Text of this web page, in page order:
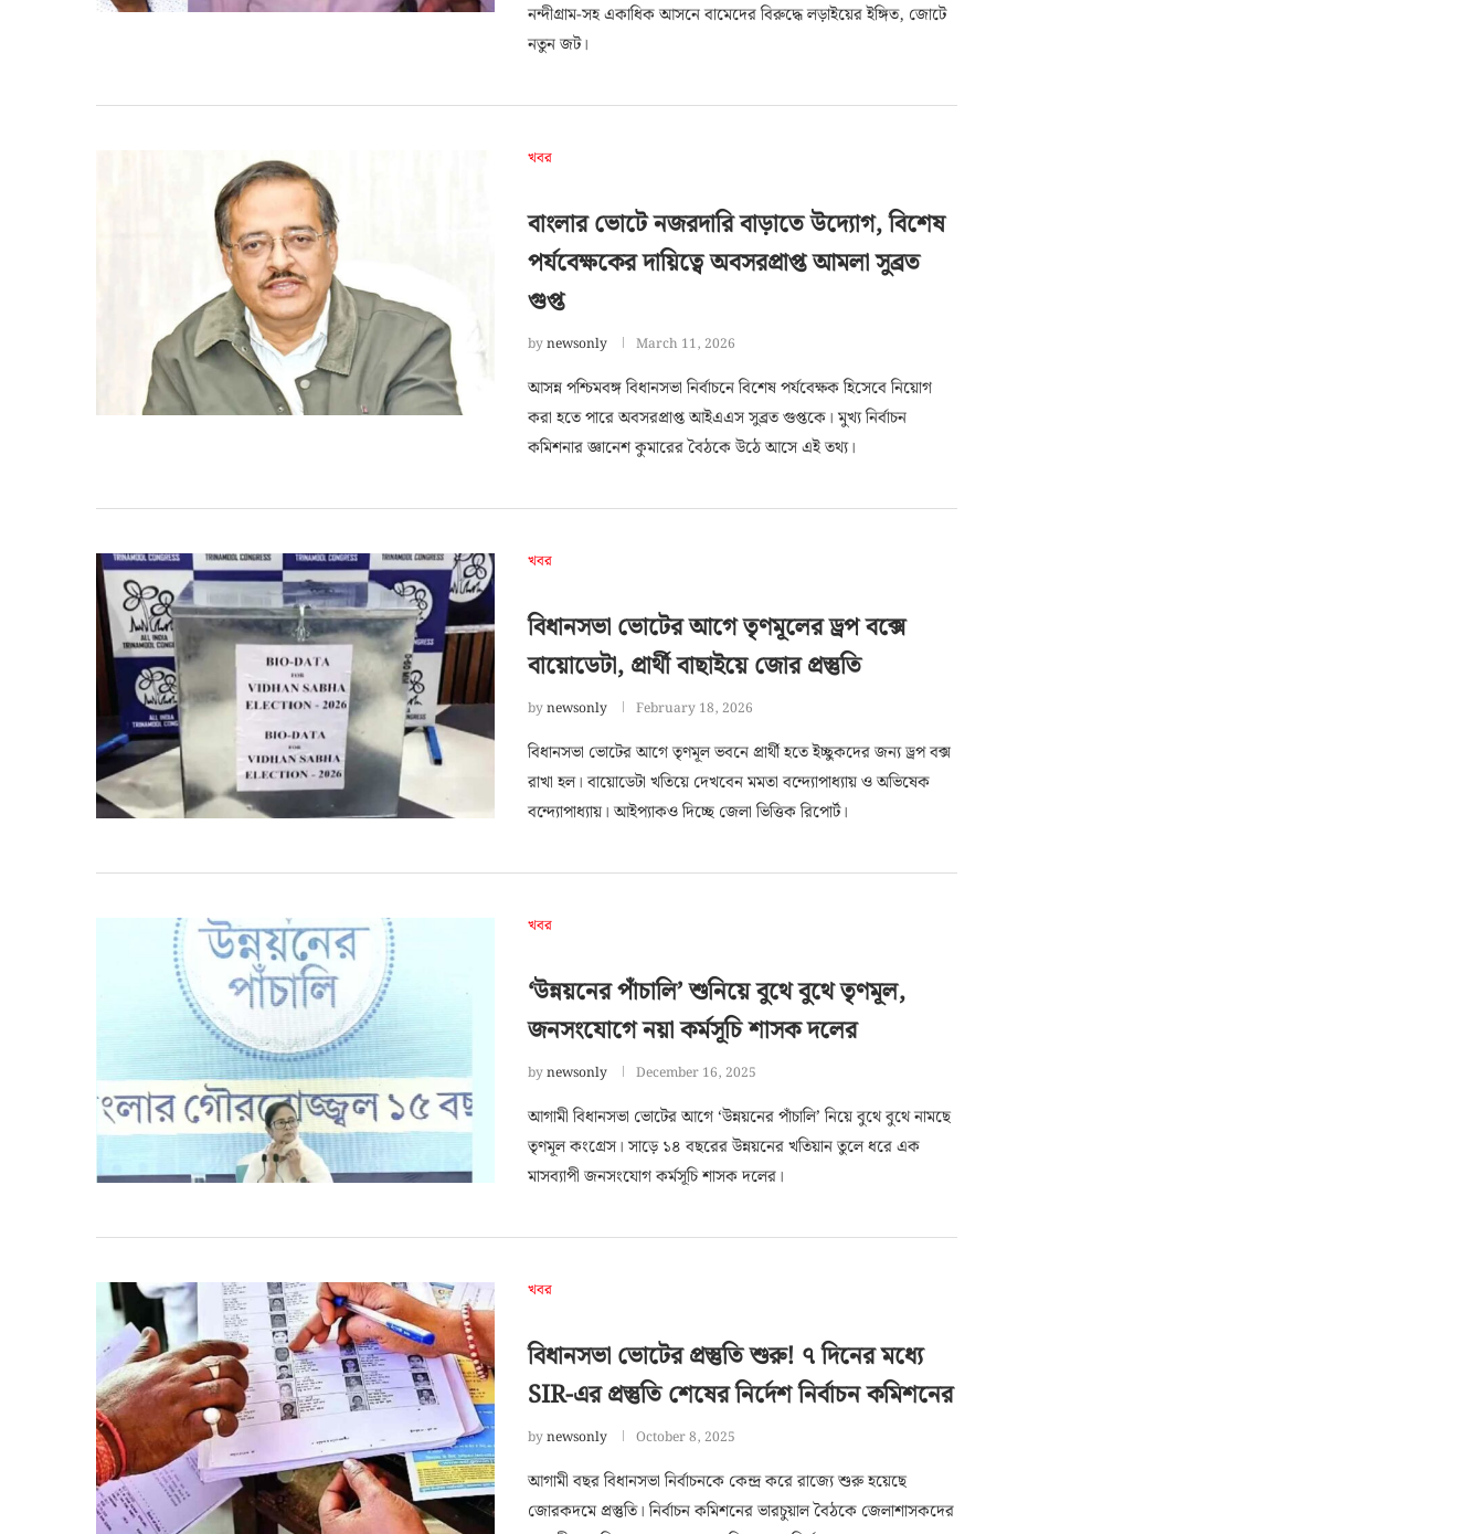
নন্দীগ্রাম-সহ একাধিক আসনে বামেদের বিরুদ্ধে লড়াইয়ের ইঙ্গিত, জোটে
নতুন জট।
খবর
বাংলার ভোটে নজরদারি বাড়াতে উদ্যোগ, বিশেষ
পর্যবেক্ষকের দায়িত্বে অবসরপ্রাপ্ত আমলা সুব্রত
গুপ্ত
bynewsonly March 11, 2026
আসন্ন পশ্চিমবঙ্গ বিধানসভা নির্বাচনে বিশেষ পর্যবেক্ষক হিসেবে নিয়োগ
করা হতে পারে অবসরপ্রাপ্ত আইএএস সুব্রত গুপ্তকে। মুখ্য নির্বাচন
কমিশনার জ্ঞানেশ কুমারের বৈঠকে উঠে আসে এই তথ্য।
খবর
বিধানসভা ভোটের আগে তৃণমূলের ড্রপ বক্সে
বায়োডেটা, প্রার্থী বাছাইয়ে জোর প্রস্তুতি
bynewsonly February 18, 2026
বিধানসভা ভোটের আগে তৃণমূল ভবনে প্রার্থী হতে ইচ্ছুকদের জন্য ড্রপ বক্স
রাখা হল। বায়োডেটা খতিয়ে দেখবেন মমতা বন্দ্যোপাধ্যায় ও অভিষেক
বন্দ্যোপাধ্যায়। আইপ্যাকও দিচ্ছে জেলা ভিত্তিক রিপোর্ট।
খবর
‘উন্নয়নের পাঁচালি’ শুনিয়ে বুথে বুথে তৃণমূল,
জনসংযোগে নয়া কর্মসূচি শাসক দলের
bynewsonly December 16, 2025
আগামী বিধানসভা ভোটের আগে ‘উন্নয়নের পাঁচালি’ নিয়ে বুথে বুথে নামছে
তৃণমূল কংগ্রেস। সাড়ে ১৪ বছরের উন্নয়নের খতিয়ান তুলে ধরে এক
মাসব্যাপী জনসংযোগ কর্মসূচি শাসক দলের।
খবর
বিধানসভা ভোটের প্রস্তুতি শুরু! ৭ দিনের মধ্যে
SIR-এর প্রস্তুতি শেষের নির্দেশ নির্বাচন কমিশনের
bynewsonly October 8, 2025
আগামী বছর বিধানসভা নির্বাচনকে কেন্দ্র করে রাজ্যে শুরু হয়েছে
জোরকদমে প্রস্তুতি। নির্বাচন কমিশনের ভারচুয়াল বৈঠকে জেলাশাসকদের